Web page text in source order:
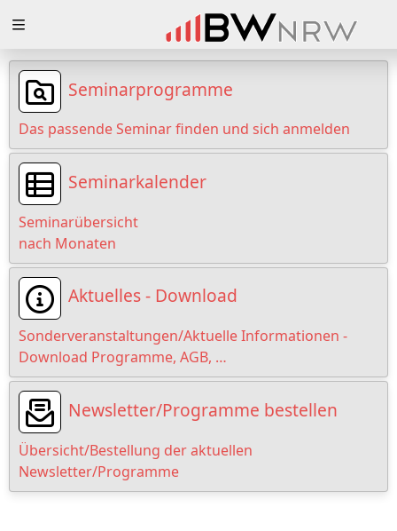
Loading
Loading
Loading
Loading
Loading
Loading
Seminarprogramme
Das passende Seminar finden und sich anmelden
Seminarkalender
Seminarübersicht
nach Monaten
Aktuelles - Download
Sonderveranstaltungen/Aktuelle Informationen -
Download Programme, AGB, …
Newsletter/Programme bestellen
Übersicht/Bestellung der aktuellen
Newsletter/Programme